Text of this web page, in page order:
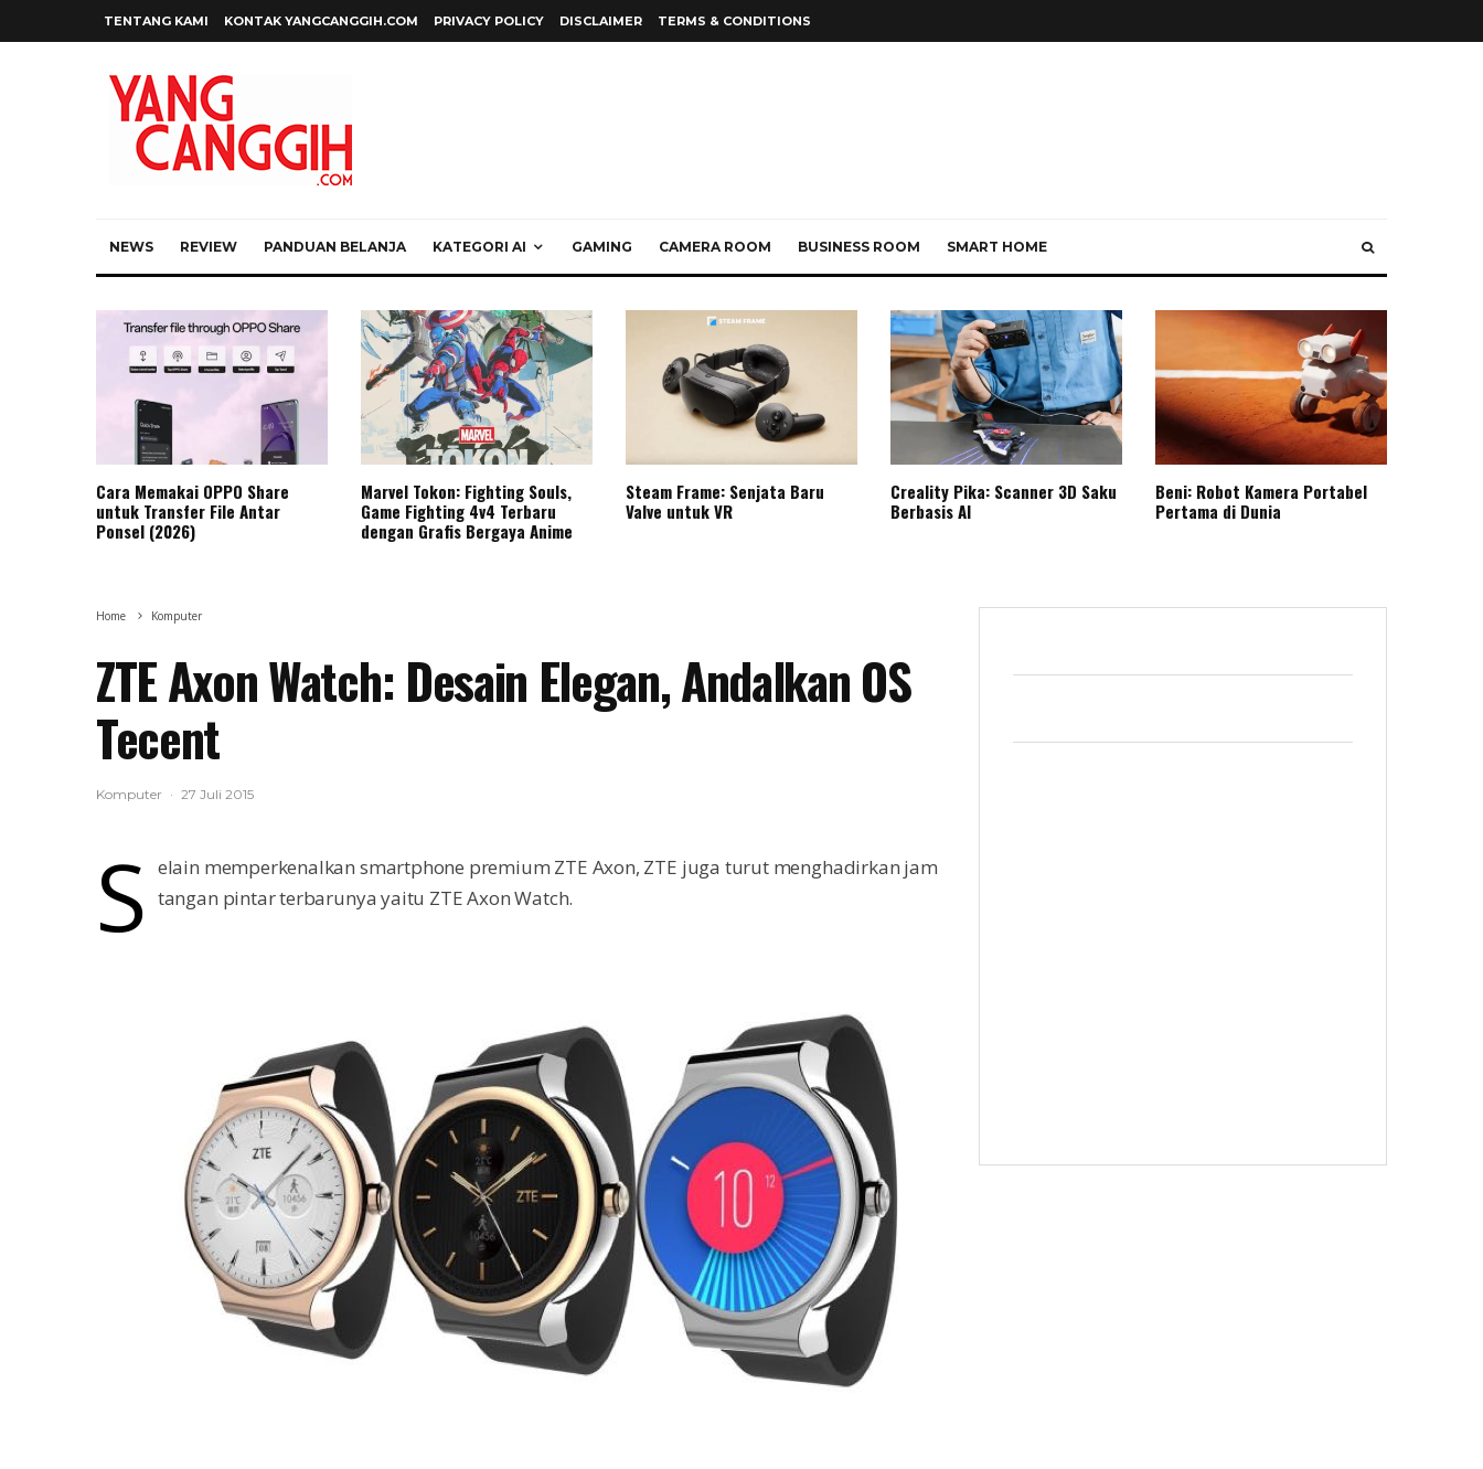
TENTANG KAMI KONTAK YANGCANGGIH.COM PRIVACY POLICY DISCLAIMER TERMS & CONDITIONS
NEWS REVIEW PANDUAN BELANJA KATEGORI AI GAMING CAMERA ROOM BUSINESS ROOM SMART HOME
Cara Memakai OPPO Share
untuk Transfer File Antar
Ponsel (2026)
Marvel Tokon: Fighting Souls,
Game Fighting 4v4 Terbaru
dengan Grafis Bergaya Anime
Steam Frame: Senjata Baru
Valve untuk VR
Creality Pika: Scanner 3D Saku
Berbasis AI
Beni: Robot Kamera Portabel
Pertama di Dunia
Home Komputer
ZTE Axon Watch: Desain Elegan, Andalkan OS
Tecent
Komputer · 27 Juli 2015
S elain memperkenalkan smartphone premium ZTE Axon, ZTE juga turut menghadirkan jam
tangan pintar terbarunya yaitu ZTE Axon Watch.